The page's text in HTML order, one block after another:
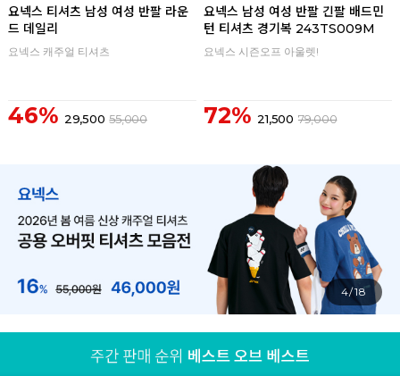
요넥스 티셔츠 남성 여성 반팔 라운
드 데일리
요넥스 캐주얼 티셔츠
46% 29,500 55,000
요넥스 남성 여성 반팔 긴팔 배드민
턴 티셔츠 경기복 243TS009M
요넥스 시즌오프 아울렛!
72% 21,500 79,000
4/18